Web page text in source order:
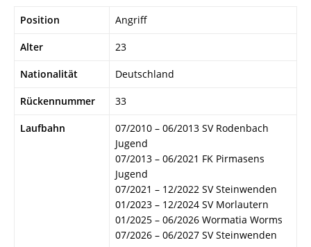
Position Angriff
Alter 23
Nationalität Deutschland
Rückennummer 33
Laufbahn
07/2010 – 06/2013 SV Rodenbach
Jugend
07/2013 – 06/2021 FK Pirmasens
Jugend
07/2021 – 12/2022 SV Steinwenden
01/2023 – 12/2024 SV Morlautern
01/2025 – 06/2026 Wormatia Worms
07/2026 – 06/2027 SV Steinwenden